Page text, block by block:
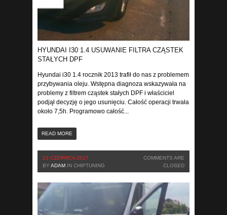
HYUNDAI I30 1.4 USUWANIE FILTRA CZĄSTEK
STAŁYCH DPF
Hyundai i30 1.4 rocznik 2013 trafił do nas z problemem
przybywania oleju. Wstępna diagnoza wskazywała na
problemy z filtrem cząstek stałych DPF i właściciel
podjął decyzję o jego usunięciu. Całość operacji trwała
około 7,5h. Programowo całość...
READ MORE
23 CZERWCA 2017
BY ADAM IN CHIPTUNING
COMMENTS ARE
CLOSED